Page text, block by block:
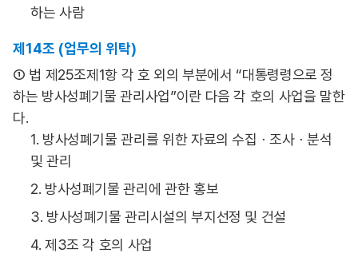
하는 사람
제14조 (업무의 위탁)
① 법 제25조제1항 각 호 외의 부분에서 “대통령령으로 정
하는 방사성폐기물 관리사업”이란 다음 각 호의 사업을 말한
다.
1. 방사성폐기물 관리를 위한 자료의 수집ㆍ조사ㆍ분석
및 관리
2. 방사성폐기물 관리에 관한 홍보
3. 방사성폐기물 관리시설의 부지선정 및 건설
4. 제3조 각 호의 사업